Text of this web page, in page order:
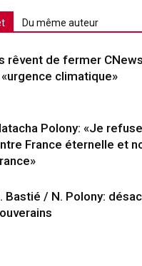
Du même auteur
rêvent de fermer
«urgence climatique»
Polony: «Je
France éternelle et
Bastié / N. Polony: